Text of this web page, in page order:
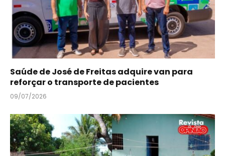
Saúde de José de Freitas adquire van para
reforçar o transporte de pacientes
09/07/2026